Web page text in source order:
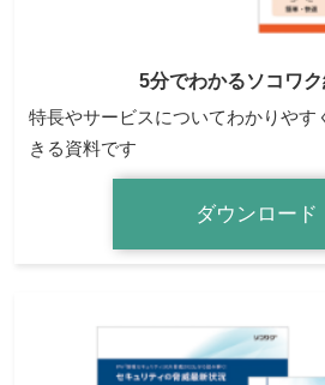
5分でわかるソコワ
特長やサービスについてわかりやす
きる資料です
ダウンロード